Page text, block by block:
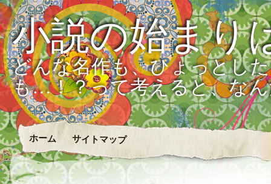
小説の始まり
どんな名作も、ひょっとし
も…！？って考えると、な
ホーム サイトマップ